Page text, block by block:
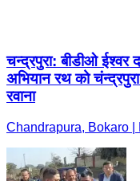
चन्द्रपुरा: बीडीओ ईश्वर
अभियान रथ को
रवाना
Chandrapura, Bokaro |